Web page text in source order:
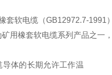
套软电缆（GB12972.7-1991）
矿用橡套软电缆系列产品之一
导体的长期允许工作温